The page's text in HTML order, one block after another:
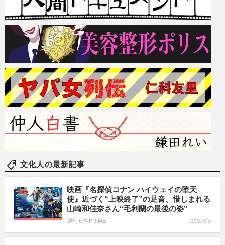
文化人の最新記事
映画『名探偵コナン ハイウェイの堕天
使』近づく“上映終了”の足音、惜しまれる
山崎和佳奈さん“毛利蘭の最後の姿”
週刊女性PRIME 2026/8/5